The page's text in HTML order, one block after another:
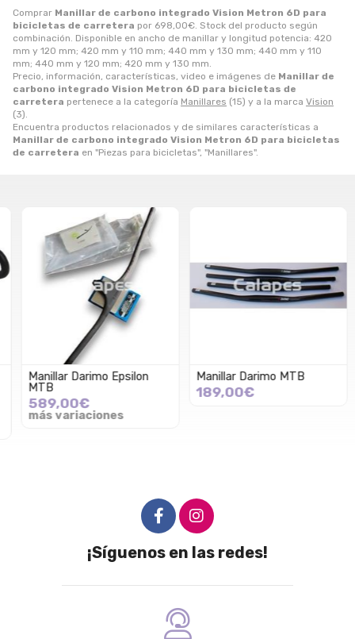
Comprar Manillar de carbono integrado Vision Metron 6D para
bicicletas de carretera por 698,00€ . Stock del producto según
combinación. Disponible en ancho de manillar y longitud potencia: 420
mm y 120 mm; 420 mm y 110 mm; 440 mm y 130 mm; 440 mm y 110
mm; 440 mm y 120 mm; 420 mm y 130 mm.
Precio, información, características, video e imágenes de Manillar de
carbono integrado Vision Metron 6D para bicicletas de
carretera pertenece a la categoría Manillares (15) y a la marca Vision
(3).
Encuentra productos relacionados y de similares características a
Manillar de carbono integrado Vision Metron 6D para bicicletas
de carretera en "Piezas para bicicletas", "Manillares".
Manillar Darimo Epsilon
MTB
589,00€
más variaciones
Manillar Darimo MTB
189,00€
¡Síguenos en las redes!